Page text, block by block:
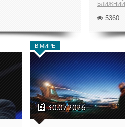
5360
В МИРЕ
30.07.2026